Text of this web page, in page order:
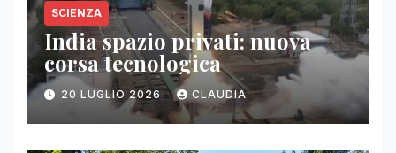
SCIENZA
India spazio privati: nuova
corsa tecnologica
20 LUGLIO 2026 CLAUDIA